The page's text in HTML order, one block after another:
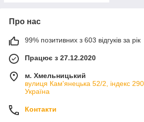
Про нас
99% позитивних з 603 відгуків за рік
Працює з 27.12.2020
м. Хмельницький
вулиця Кам'янецька 52/2, індекс
Україна
Контакти